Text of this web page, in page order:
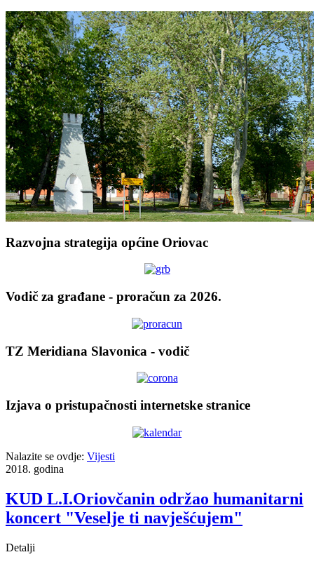
Razvojna strategija općine Oriovac
Vodič za građane - proračun za 2026.
TZ Meridiana Slavonica - vodič
Izjava o pristupačnosti internetske stranice
Nalazite se ovdje: Vijesti
2018. godina
KUD L.I.Oriovčanin održao humanitarni
koncert "Veselje ti navješćujem"
Detalji